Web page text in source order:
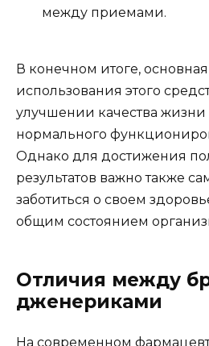
между приемами.
В конечном итоге,
использования этого
улучшении качества жизни
нормального
Однако для достижения
результатов важно также
заботиться о своем
общим состоянием
Отличия между
дженериками
На современном